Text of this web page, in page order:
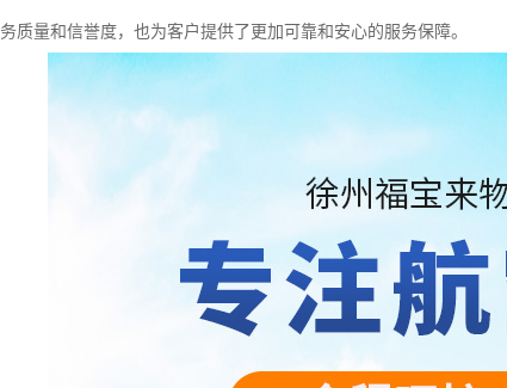
务质量和信誉度，也为客户提供了更加可靠和安心的服务保障。